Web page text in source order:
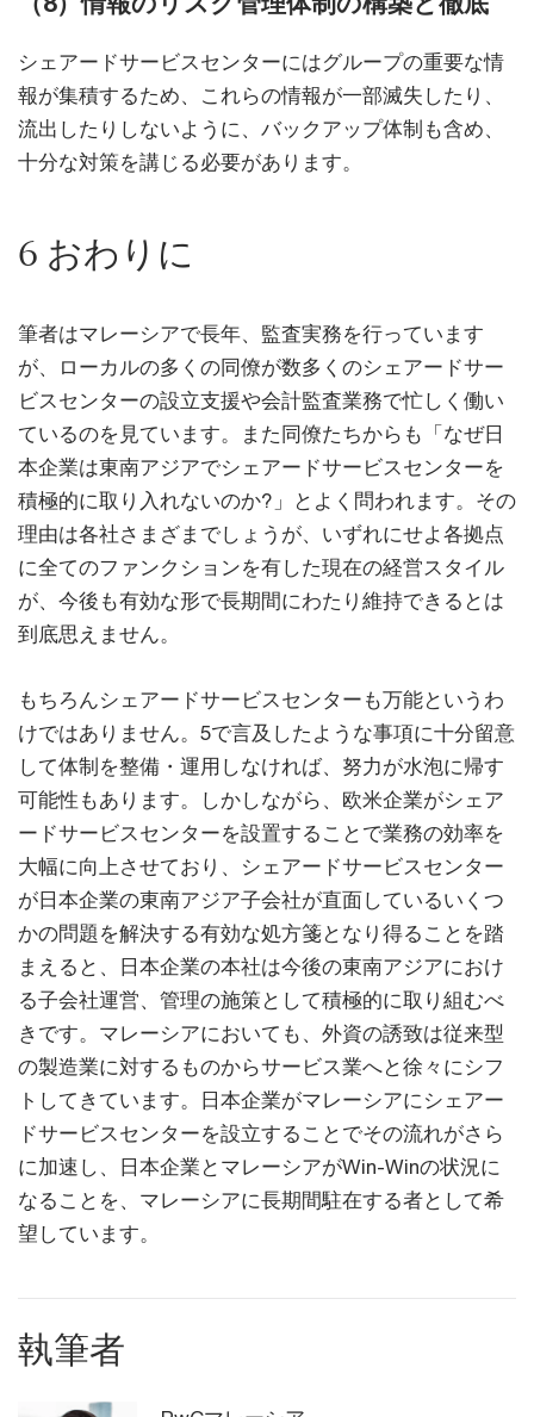
シェアードサービスセンターにはグループの重要な情
報が集積するため、これらの情報が一部滅失したり、
流出したりしないように、バックアップ体制も含め、
十分な対策を講じる必要があります。
6 おわりに
筆者はマレーシアで長年、監査実務を行っています
が、ローカルの多くの同僚が数多くのシェアードサー
ビスセンターの設立支援や会計監査業務で忙しく働い
ているのを見ています。また同僚たちからも「なぜ日
本企業は東南アジアでシェアードサービスセンターを
積極的に取り入れないのか?」とよく問われます。その
理由は各社さまざまでしょうが、いずれにせよ各拠点
に全てのファンクションを有した現在の経営スタイル
が、今後も有効な形で長期間にわたり維持できるとは
到底思えません。
もちろんシェアードサービスセンターも万能というわ
けではありません。5で言及したような事項に十分留意
して体制を整備・運用しなければ、努力が水泡に帰す
可能性もあります。しかしながら、欧米企業がシェア
ードサービスセンターを設置することで業務の効率を
大幅に向上させており、シェアードサービスセンター
が日本企業の東南アジア子会社が直面しているいくつ
かの問題を解決する有効な処方箋となり得ることを踏
まえると、日本企業の本社は今後の東南アジアにおけ
る子会社運営、管理の施策として積極的に取り組むべ
きです。マレーシアにおいても、外資の誘致は従来型
の製造業に対するものからサービス業へと徐々にシフ
トしてきています。日本企業がマレーシアにシェアー
ドサービスセンターを設立することでその流れがさら
に加速し、日本企業とマレーシアがWin-Winの状況に
なることを、マレーシアに長期間駐在する者として希
望しています。
執筆者